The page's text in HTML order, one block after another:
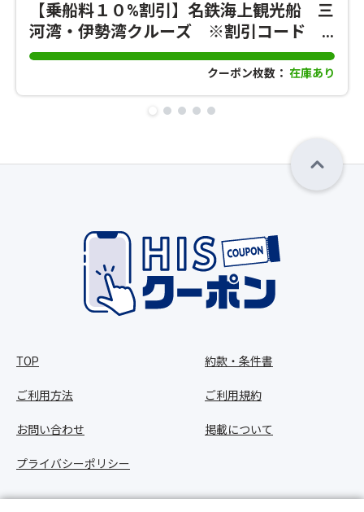
【乗船料１０%割引】名鉄海上観光船 三
河湾・伊勢湾クルーズ ※割引コード
【554】※
クーポン枚数： 在庫あり
TOP
ご利用方法
お問い合わせ
プライバシーポリシー
約款・条件書
ご利用規約
掲載について